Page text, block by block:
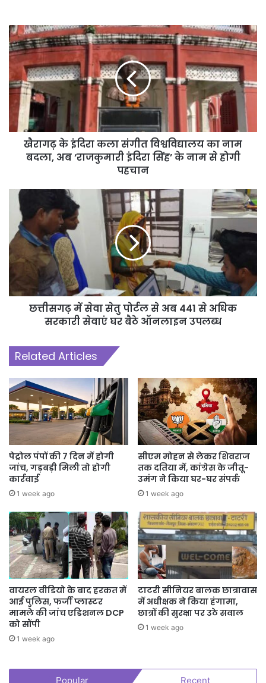
खैरागढ़ के इंदिरा कला संगीत विश्वविद्यालय का नाम
बदला, अब ‘राजकुमारी इंदिरा सिंह’ के नाम से होगी
पहचान
छत्तीसगढ़ में सेवा सेतु पोर्टल से अब 441 से अधिक
सरकारी सेवाएं घर बैठे ऑनलाइन उपलब्ध
Related Articles
पेट्रोल पंपों की 7 दिन में होगी
जांच, गड़बड़ी मिली तो होगी
कार्रवाई
1 week ago
सीएम मोहन से लेकर शिवराज
तक दतिया में, कांग्रेस के जीतू-
उमंग ने किया घर-घर संपर्क
1 week ago
वायरल वीडियो के बाद हरकत में
आई पुलिस, फर्जी प्लास्टर
मामले की जांच एडिशनल DCP
को सौंपी
1 week ago
टाटरी सीनियर बालक छात्रावास
में अधीक्षक ने किया हंगामा,
छात्रों की सुरक्षा पर उठे सवाल
1 week ago
Popular Recent